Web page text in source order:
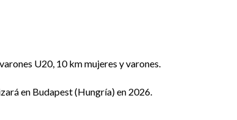
U20, 10 km mujeres y varones.
en Budapest (Hungría) en 2026.